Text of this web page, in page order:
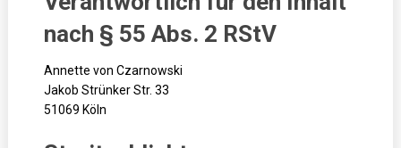
nach § 55 Abs. 2 RStV
Annette von Czarnowski
Jakob Strünker Str. 33
51069 Köln